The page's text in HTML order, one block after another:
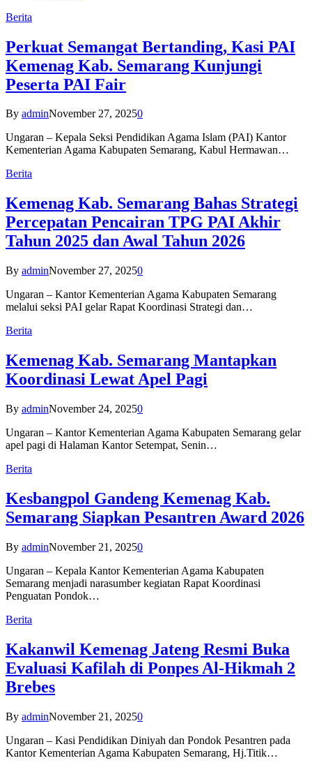
Berita
Perkuat Semangat Bertanding, Kasi PAI
Kemenag Kab. Semarang Kunjungi
Peserta PAI Fair
By adminNovember 27, 20250
Ungaran – Kepala Seksi Pendidikan Agama Islam (PAI) Kantor
Kementerian Agama Kabupaten Semarang, Kabul Hermawan…
Berita
Kemenag Kab. Semarang Bahas Strategi
Percepatan Pencairan TPG PAI Akhir
Tahun 2025 dan Awal Tahun 2026
By adminNovember 27, 20250
Ungaran – Kantor Kementerian Agama Kabupaten Semarang
melalui seksi PAI gelar Rapat Koordinasi Strategi dan…
Berita
Kemenag Kab. Semarang Mantapkan
Koordinasi Lewat Apel Pagi
By adminNovember 24, 20250
Ungaran – Kantor Kementerian Agama Kabupaten Semarang gelar
apel pagi di Halaman Kantor Setempat, Senin…
Berita
Kesbangpol Gandeng Kemenag Kab.
Semarang Siapkan Pesantren Award 2026
By adminNovember 21, 20250
Ungaran – Kepala Kantor Kementerian Agama Kabupaten
Semarang menjadi narasumber kegiatan Rapat Koordinasi
Penguatan Pondok…
Berita
Kakanwil Kemenag Jateng Resmi Buka
Evaluasi Kafilah di Ponpes Al-Hikmah 2
Brebes
By adminNovember 21, 20250
Ungaran – Kasi Pendidikan Diniyah dan Pondok Pesantren pada
Kantor Kementerian Agama Kabupaten Semarang, Hj.Titik…